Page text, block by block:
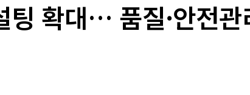
팅 확대… 품질·안전